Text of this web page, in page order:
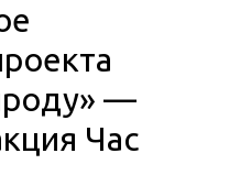
—
Час